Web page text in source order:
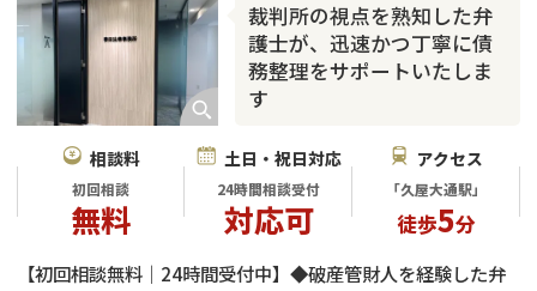
裁判所の視点を熟知した弁
護士が、迅速かつ丁寧に債
務整理をサポートいたしま
す
相談料
初回相談
無料
土日・祝日対応
24時間相談受付
対応可
アクセス
「久屋大通駅」
徒歩5分
【初回相談無料｜24時間受付中】◆破産管財人を経験した弁